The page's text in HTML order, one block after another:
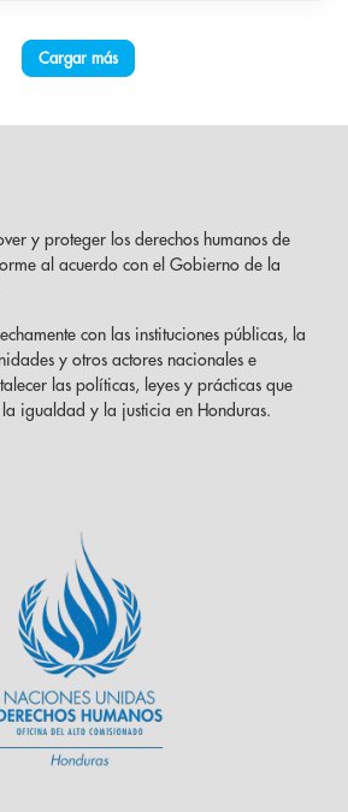
Cargar más
y proteger los derechos humanos de
al acuerdo con el Gobierno de la
con las instituciones públicas, la
y otros actores nacionales e
las políticas, leyes y prácticas que
igualdad y la justicia en Honduras.